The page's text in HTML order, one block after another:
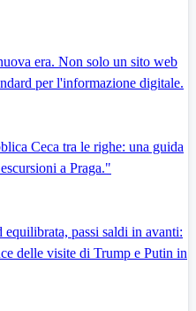
era. Non solo un sito web
per l'informazione digitale.
Ceca tra le righe: una guida
a Praga."
passi saldi in avanti:
delle visite di Trump e Putin in